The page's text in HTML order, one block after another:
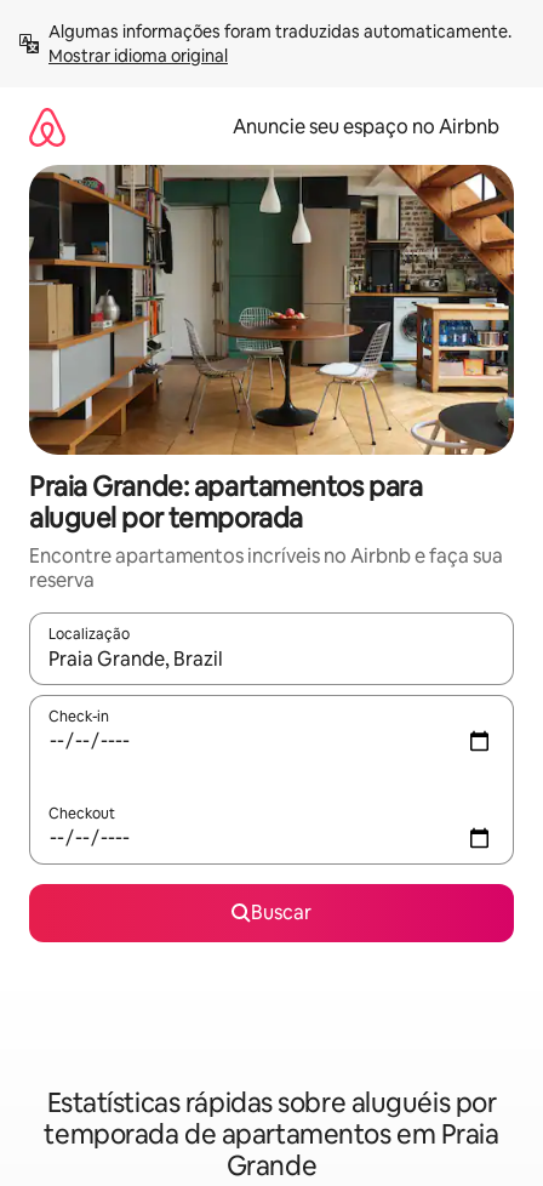
para
Mostrar idioma original
Anuncie seu espaço no Airbnb
Praia Grande: apartamentos para
aluguel por temporada
Encontre apartamentos incríveis no Airbnb e faça sua
reserva
Localização
Quando os resultados estiverem disponíveis, explore-os
Check-in
Checkout
Buscar
Estatísticas rápidas sobre aluguéis por
temporada de apartamentos em Praia
Grande